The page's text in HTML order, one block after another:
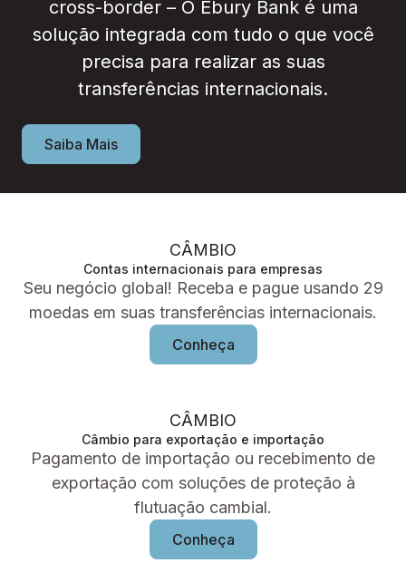
cross-border – O Ebury Bank é uma
solução integrada com tudo o que você
precisa para realizar as suas
transferências internacionais.
Saiba Mais
CÂMBIO
Contas internacionais para empresas
Seu negócio global! Receba e pague usando 29
moedas em suas transferências internacionais.
Conheça
CÂMBIO
Câmbio para exportação e importação
Pagamento de importação ou recebimento de
exportação com soluções de proteção à
flutuação cambial.
Conheça